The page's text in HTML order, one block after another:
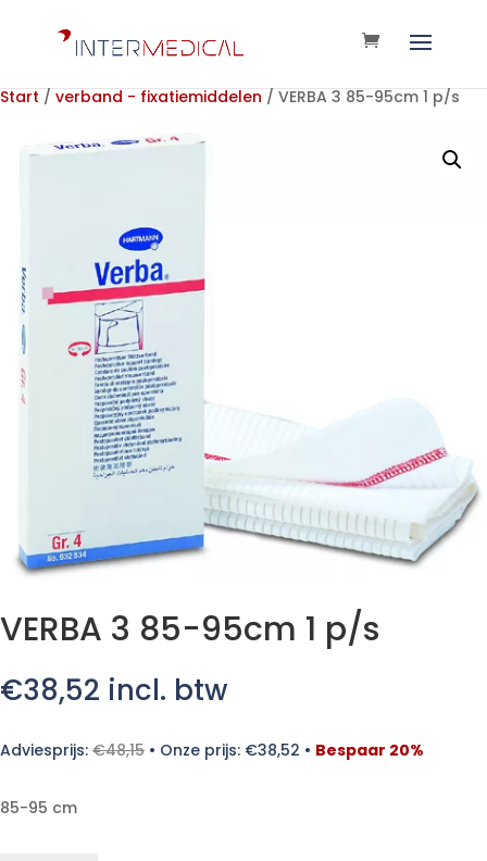
Start / verband - fixatiemiddelen / VERBA 3 85-95cm 1 p/s
VERBA 3 85-95cm 1 p/s
€38,52 incl. btw
Adviesprijs: €48,15 • Onze prijs: €38,52 • Bespaar 20%
85-95 cm